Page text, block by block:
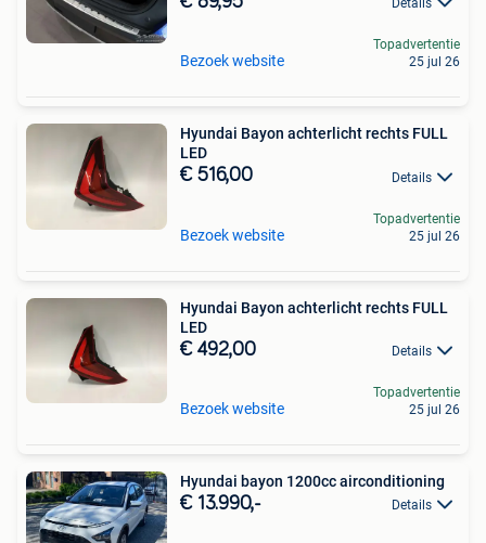
Details
Bezoek website
Topadvertentie
25 jul 26
Hyundai Bayon achterlicht rechts FULL
LED
€ 516,00 Details
Bezoek website
Topadvertentie
25 jul 26
Hyundai Bayon achterlicht rechts FULL
LED
€ 492,00 Details
Bezoek website
Topadvertentie
25 jul 26
Hyundai bayon 1200cc airconditioning
€ 13.990,- Details